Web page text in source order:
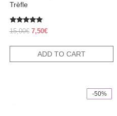
Trèfle
Rated
5.00
15,00€ Original
15,00€.
7,50€Current
7,50€.
ADD TO CART
-50%